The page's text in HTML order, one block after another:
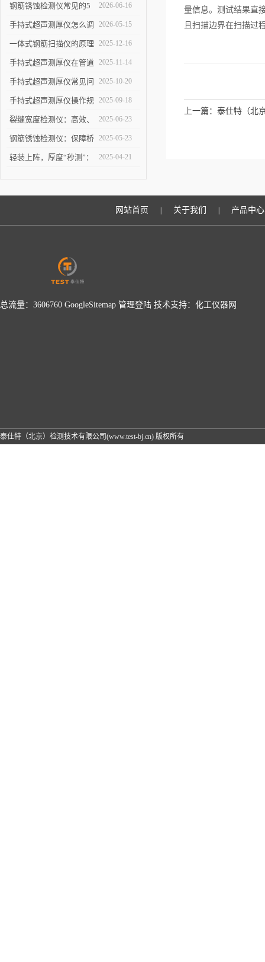
详解高精度涂层测厚仪的
校准方法与复杂曲面测量
操作技巧
钢筋锈蚀检测仪常见的5
个使用误区，第3个最容
易踩坑
2026-06-16
手持式超声测厚仪怎么调
参数，出厂设置量程修正
使用教程
2026-05-15
一体式钢筋扫描仪的原理
与优势：快速、无损检测
混凝土中钢筋的科学依据
2025-12-16
手持式超声测厚仪在管道
壁厚检测中的具体应用
2025-11-14
手持式超声测厚仪常见问
题解析：解决数据波动、
探头故障，保障测量结果
可靠
2025-10-20
手持式超声测厚仪操作规
范：测点选择、数据记录
与环境干扰规避要点
2025-09-18
裂缝宽度检测仪：高效、
精准的裂缝检测解决方案
2025-06-23
钢筋锈蚀检测仪：保障桥
梁与建筑安全的智能检测
2025-05-23
轻装上阵，厚度“秒测”：
升检测效率？
2025-04-21
量信息。测试结果直
且扫描边界在扫描过
上一篇： 泰仕特（北
网站首页 关于我们 产品中心
总流量：3606760 GoogleSitemap 管理登陆 技术支持： 化工仪器网
泰仕特（北京）检测技术有限公司(www.test-bj.cn) 版权所有